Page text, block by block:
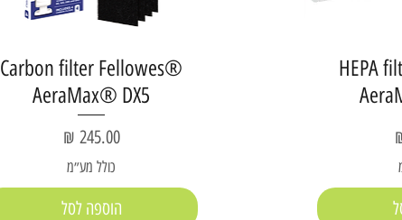
HEPA
Carbon filter Fellowes®
AeraMax® DX5
מחיר‏245.00 ‏₪
כולל מע״מ
הוספה לסל